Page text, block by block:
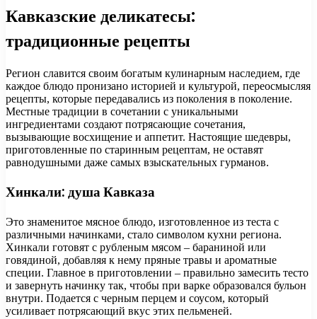
Кавказские деликатесы:
традиционные рецепты
Регион славится своим богатым кулинарным наследием, где
каждое блюдо пронизано историей и культурой, переосмысляя
рецепты, которые передавались из поколения в поколение.
Местные традиции в сочетании с уникальными
ингредиентами создают потрясающие сочетания,
вызывающие восхищение и аппетит. Настоящие шедевры,
приготовленные по старинным рецептам, не оставят
равнодушными даже самых взыскательных гурманов.
Хинкали: душа Кавказа
Это знаменитое мясное блюдо, изготовленное из теста с
различными начинками, стало символом кухни региона.
Хинкали готовят с рубленым мясом – бараниной или
говядиной, добавляя к нему пряные травы и ароматные
специи. Главное в приготовлении – правильно замесить тесто
и завернуть начинку так, чтобы при варке образовался бульон
внутри. Подается с черным перцем и соусом, который
усиливает потрясающий вкус этих пельменей.